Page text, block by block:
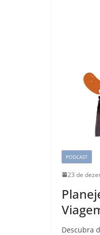
PODCAST
23 de
Descubra